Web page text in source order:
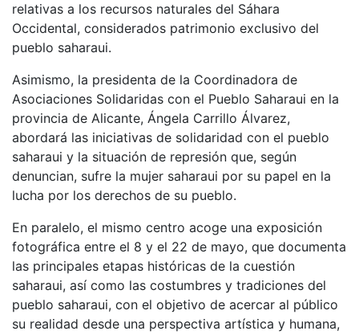
relativas a los recursos naturales del Sáhara
Occidental, considerados patrimonio exclusivo del
pueblo saharaui.
Asimismo, la presidenta de la Coordinadora de
Asociaciones Solidaridas con el Pueblo Saharaui en la
provincia de Alicante, Ángela Carrillo Álvarez,
abordará las iniciativas de solidaridad con el pueblo
saharaui y la situación de represión que, según
denuncian, sufre la mujer saharaui por su papel en la
lucha por los derechos de su pueblo.
En paralelo, el mismo centro acoge una exposición
fotográfica entre el 8 y el 22 de mayo, que documenta
las principales etapas históricas de la cuestión
saharaui, así como las costumbres y tradiciones del
pueblo saharaui, con el objetivo de acercar al público
su realidad desde una perspectiva artística y humana,